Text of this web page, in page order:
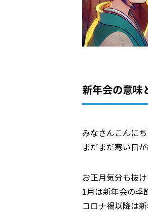
新年会の意味
みなさんこんにち
まだまだ寒い日
お正月気分も抜
1月は新年会の季
コロナ禍以降は